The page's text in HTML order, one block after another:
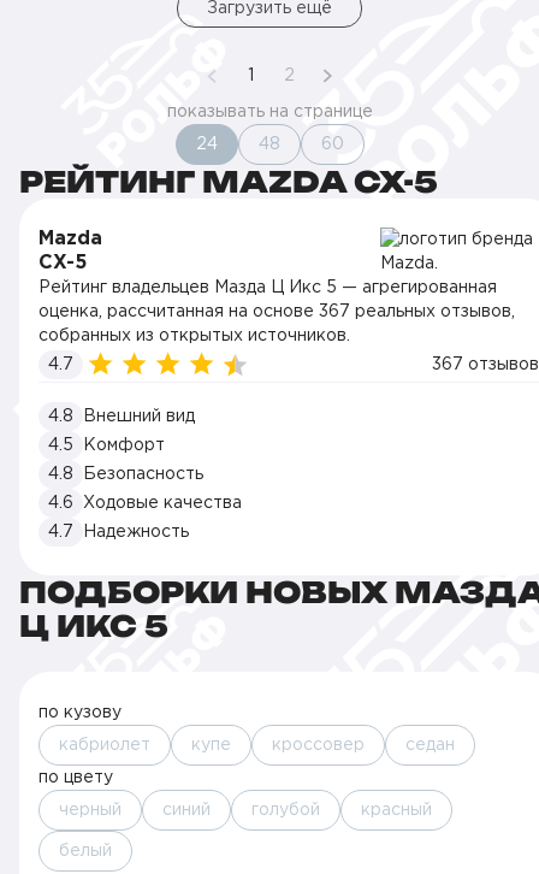
Загрузить ещё
2
показывать на странице
24 48 60
РЕЙТИНГ MAZDA CX-5
Mazda
CX-5
Рейтинг владельцев Мазда Ц Икс 5 — агрегированная
оценка, рассчитанная на основе 367 реальных отзывов,
собранных из открытых источников.
4.7
367 отзывов
4.8
Внешний вид
4.5
Комфорт
4.8
Безопасность
4.6
Ходовые качества
4.7
Надежность
ПОДБОРКИ НОВЫХ
Ц ИКС 5
по кузову
кабриолет купе кроссовер седан
по цвету
черный синий голубой красный
белый